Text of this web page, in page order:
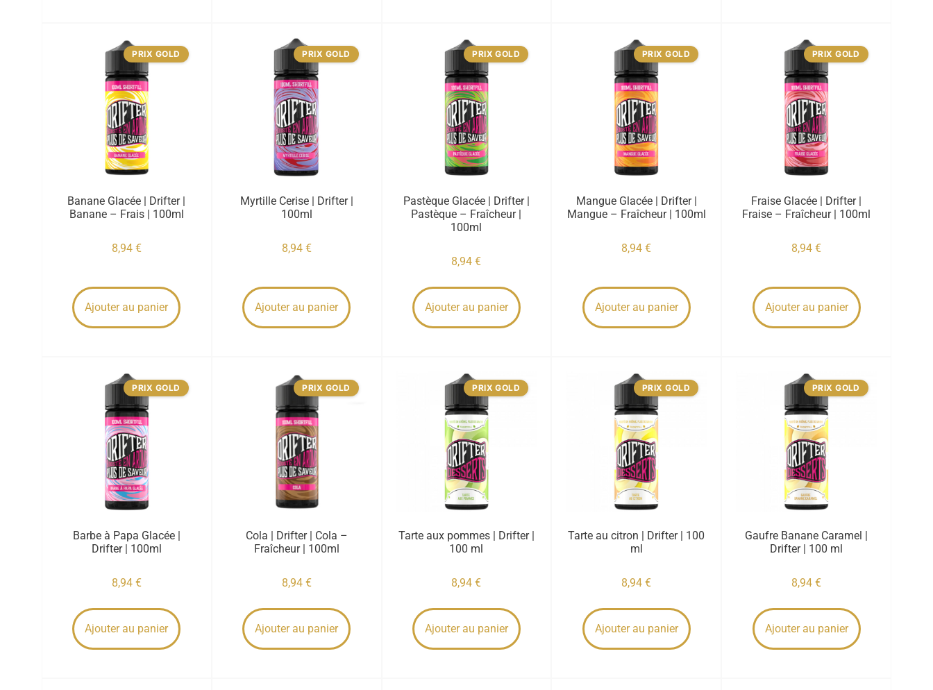
PRIX GOLD
Banane Glacée | Drifter |
Banane – Frais | 100ml
8,94 €
Ajouter au panier
PRIX GOLD
Myrtille Cerise | Drifter |
100ml
8,94 €
Ajouter au panier
PRIX GOLD
Pastèque Glacée | Drifter |
Pastèque – Fraîcheur |
100ml
8,94€
Ajouter au panier
PRIX GOLD
Mangue Glacée | Drifter |
Mangue – Fraîcheur | 100ml
8,94€
Ajouter au panier
PRIX GOLD
Fraise Glacée | Drifter |
Fraise – Fraîcheur | 100ml
8,94€
Ajouter au panier
PRIX GOLD
Barbe à Papa Glacée |
Drifter | 100ml
8,94 €
Ajouter au panier
PRIX GOLD
Cola | Drifter | Cola –
Fraîcheur | 100ml
8,94 €
Ajouter au panier
PRIX GOLD
Tarte aux pommes | Drifter |
100 ml
8,94€
Ajouter au panier
PRIX GOLD
Tarte au citron | Drifter | 100
ml
8,94€
Ajouter au panier
PRIX GOLD
Gaufre Banane Caramel |
Drifter | 100 ml
8,94€
Ajouter au panier